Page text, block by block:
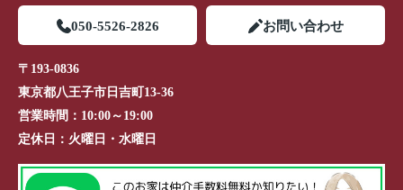
050-5526-2826 お問い合わせ
〒193-0836
東京都八王子市日吉町13-36
営業時間： 10:00～19:00
定休日： 火曜日・水曜日